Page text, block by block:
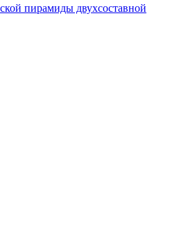
пирамиды двухсоставной